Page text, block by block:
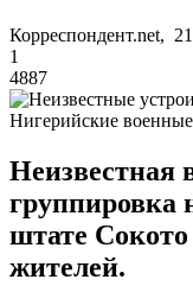
Корреспондент.net,
1
4887
Нигерийские
Неизвестная
группировка
штате
жителей.